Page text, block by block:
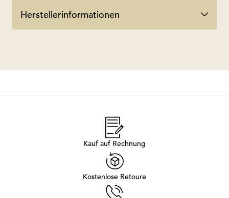
Herstellerinformationen
Kauf auf Rechnung
Kostenlose Retoure